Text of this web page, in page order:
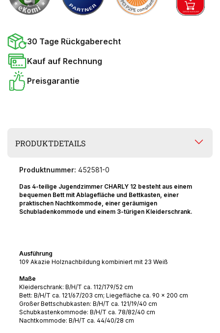
30 Tage Rückgaberecht
Kauf auf Rechnung
Preisgarantie
PRODUKTDETAILS
Produktnummer: 452581-0
Das 4-teilige Jugendzimmer CHARLY 12 besteht aus einem
bequemen Bett mit Ablagefläche und Bettkasten, einer
praktischen Nachtkommode, einer geräumigen
Schubladenkommode und einem 3-türigen Kleiderschrank.
Ausführung
109 Akazie Holznachbildung kombiniert mit 23 Weiß
Maße
Kleiderschrank: B/H/T ca. 112/179/52 cm
Bett: B/H/T ca. 121/67/203 cm; Liegefläche ca. 90 x 200 cm
Großer Bettschubkasten: B/H/T ca. 121/19/40 cm
Schubkastenkommode: B/H/T ca. 78/82/40 cm
Nachtkommode: B/H/T ca. 44/40/28 cm